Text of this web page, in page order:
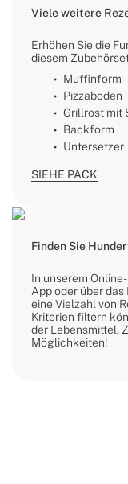
Viele weitere
Erhöhen Sie die
diesem
Muffinform
Pizzaboden
Grillrost mit
Backform
Untersetzer
SIEHE PACK
Finden Sie
In unserem
App oder über
eine Vielzahl von
Kriterien filtern
der Lebensmittel,
Möglichkeiten!